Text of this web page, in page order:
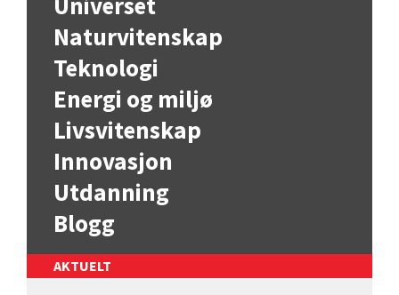
Naturvitenskap
Teknologi
Energi og miljø
Livsvitenskap
Innovasjon
Utdanning
Blogg
AKTUELT